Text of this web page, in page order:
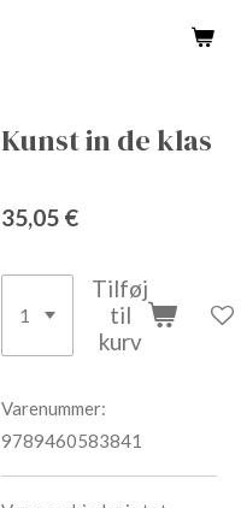
Kunst in de klas
35,05 €
Tilføj
til
kurv
Varenummer:
9789460583841